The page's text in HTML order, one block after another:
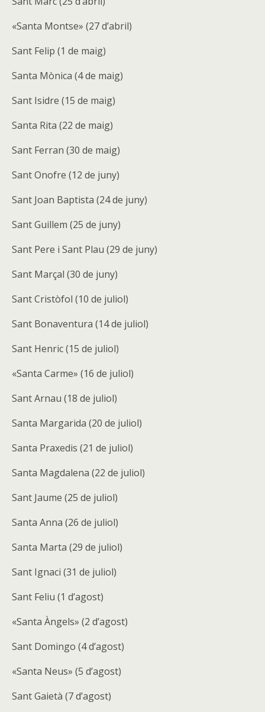
«Santa Montse» (27 d’abril)
Sant Felip (1 de maig)
Santa Mònica (4 de maig)
Sant Isidre (15 de maig)
Santa Rita (22 de maig)
Sant Ferran (30 de maig)
Sant Onofre (12 de juny)
Sant Joan Baptista (24 de juny)
Sant Guillem (25 de juny)
Sant Pere i Sant Plau (29 de juny)
Sant Marçal (30 de juny)
Sant Cristòfol (10 de juliol)
Sant Bonaventura (14 de juliol)
Sant Henric (15 de juliol)
«Santa Carme» (16 de juliol)
Sant Arnau (18 de juliol)
Santa Margarida (20 de juliol)
Santa Praxedis (21 de juliol)
Santa Magdalena (22 de juliol)
Sant Jaume (25 de juliol)
Santa Anna (26 de juliol)
Santa Marta (29 de juliol)
Sant Ignaci (31 de juliol)
Sant Feliu (1 d’agost)
«Santa Àngels» (2 d’agost)
Sant Domingo (4 d’agost)
«Santa Neus» (5 d’agost)
Sant Gaietà (7 d’agost)